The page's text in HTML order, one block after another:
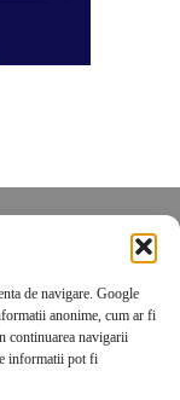
de navigare. Google
anonime, cum ar fi
continuarea navigarii
informatii pot fi